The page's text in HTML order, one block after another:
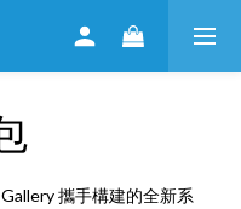
攜手構建的全新系